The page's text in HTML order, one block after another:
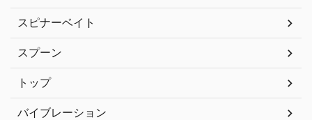
スピナーベイト
スプーン
トップ
バイブレーション